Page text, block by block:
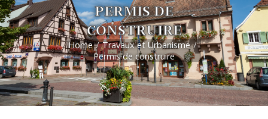
PERMIS DE
CONSTRUIRE
Home
Travaux et Urbanisme
Permis de construire